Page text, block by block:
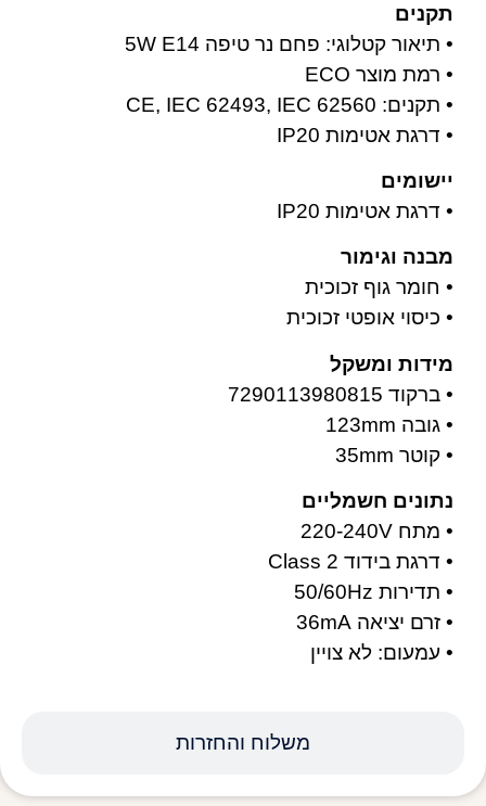
משלוח והחזרות
תקנים
• תיאור קטלוגי: פחם נר טיפה 5W E14
• רמת מוצר ECO
• תקנים: CE, IEC 62493, IEC 62560
• דרגת אטימות IP20
יישומים
• דרגת אטימות IP20
מבנה וגימור
• חומר גוף זכוכית
• כיסוי אופטי זכוכית
מידות ומשקל
• ברקוד 7290113980815
• גובה 123mm
• קוטר 35mm
נתונים חשמליים
• מתח 220-240V
• דרגת בידוד Class 2
• תדירות 50/60Hz
• זרם יציאה 36mA
• עמעום: לא צויין